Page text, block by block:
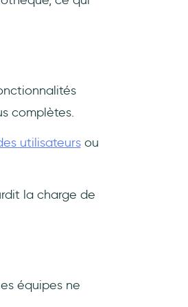
complètes.
utilisateursou
la charge de
équipes ne